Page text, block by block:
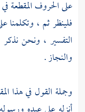
على الحروف المقطعة
فلينظر ثم ،
التفسير ، ونحن نذكر
والنجاز .
وجملة القول في هذا